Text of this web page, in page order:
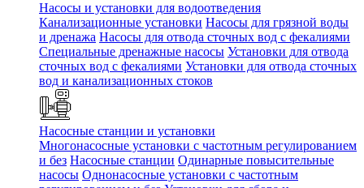
Насосы и установки для водоотведения
Канализационные установки Насосы для грязной воды
и дренажа Насосы для отвода сточных вод c фекалиями
Специальные дренажные насосы Установки для отвода
сточных вод c фекалиями Установки для отвода сточных
вод и канализационных стоков
Насосные станции и установки
Многонасосные установки с частотным регулированием
и без Насосные станции Одинарные повысительные
насосы Однонасосные установки с частотным